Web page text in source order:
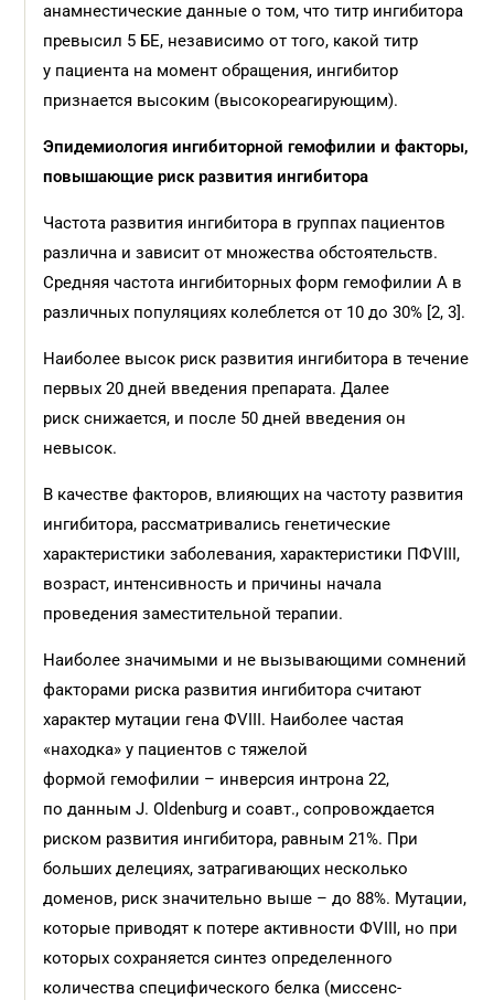
анамнестические данные о том, что титр ингибитора
превысил 5 БЕ, независимо от того, какой титр
у пациента на момент обращения, ингибитор
признается высоким (высокореагирующим).
Эпидемиология ингибиторной гемофилии и факторы,
повышающие риск развития ингибитора
Частота развития ингибитора в группах пациентов
различна и зависит от множества обстоятельств.
Средняя частота ингибиторных форм гемофилии А в
различных популяциях колеблется от 10 до 30% [2, 3].
Наиболее высок риск развития ингибитора в течение
первых 20 дней введения препарата. Далее
риск снижается, и после 50 дней введения он
невысок.
В качестве факторов, влияющих на частоту развития
ингибитора, рассматривались генетические
характеристики заболевания, характеристики ПФVIII,
возраст, интенсивность и причины начала
проведения заместительной терапии.
Наиболее значимыми и не вызывающими сомнений
факторами риска развития ингибитора считают
характер мутации гена ФVIII. Наиболее частая
«находка» у пациентов с тяжелой
формой гемофилии – инверсия интрона 22,
по данным J. Oldenburg и соавт., сопровождается
риском развития ингибитора, равным 21%. При
больших делециях, затрагивающих несколько
доменов, риск значительно выше – до 88%. Мутации,
которые приводят к потере активности ФVIII, но при
которых сохраняется синтез определенного
количества специфического белка (миссенс-